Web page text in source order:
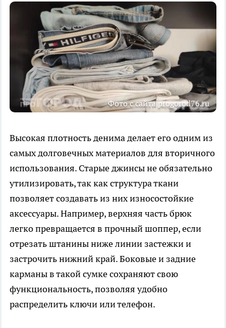
Фото с сайта progorod76.ru
Высокая плотность денима делает его одним из
самых долговечных материалов для вторичного
использования. Старые джинсы не обязательно
утилизировать, так как структура ткани
позволяет создавать из них износостойкие
аксессуары. Например, верхняя часть брюк
легко превращается в прочный шоппер, если
отрезать штанины ниже линии застежки и
застрочить нижний край. Боковые и задние
карманы в такой сумке сохраняют свою
функциональность, позволяя удобно
распределить ключи или телефон.